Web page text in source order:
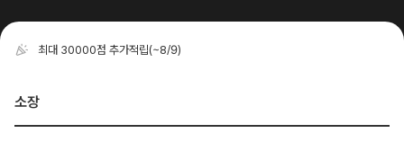
최대 30000점 추가적립(~8/9)
소장